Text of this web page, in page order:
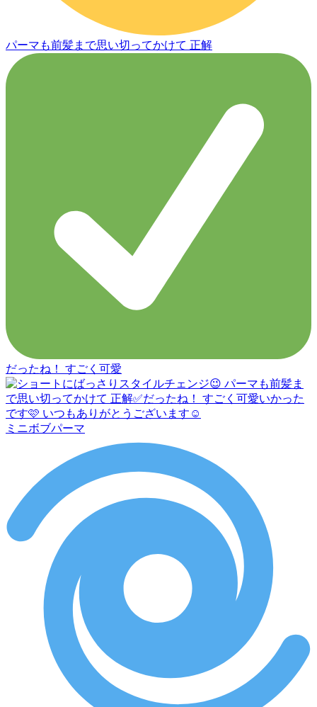
パーマも前髪まで思い切ってかけて 正解
だったね！ すごく可愛
ミニボブパーマ